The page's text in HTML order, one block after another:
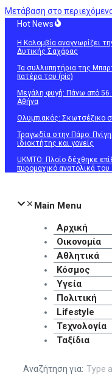
Μετάβαση στο
Hot News
Η Κολομβία αναγνωρίζει
Δυτικής Σαχάρας
Τα συλλυπητήρια της
πατέρα του (pic)
Μεγάλη φυγή: Πάνω από
Αθήνα
Ολυμπιακός: Σκωτσέζικο
Τραγωδία στην Πάρο:
ιδιοκτήτης και γονείς
UKMTO: Πλοίο δέχθηκε
πυρομαχικό ανατολικά
Main Menu
Αρχική
Οικονομία
Αθλητικά
Κόσμος
Υγεία
Πολιτική
Lifestyle
Τεχνολογία
Ταξίδια
Αναζήτηση για: